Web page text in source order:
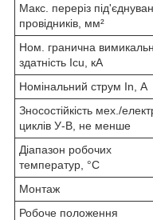
Макс. переріз
провідників, мм²
Ном. гранична
здатність Icu, кА
Номінальний струм In, А
Зносостійкість мех./
циклів У-В, не менше
Діапазон робочих
температур, °С
Монтаж
Робоче положення